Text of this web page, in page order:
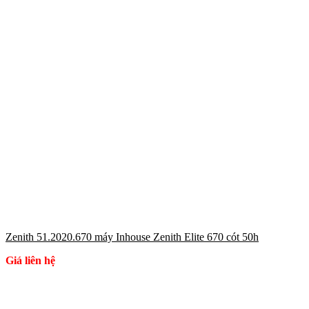
Zenith 51.2020.670 máy Inhouse Zenith Elite 670 cót 50h
Giá liên hệ